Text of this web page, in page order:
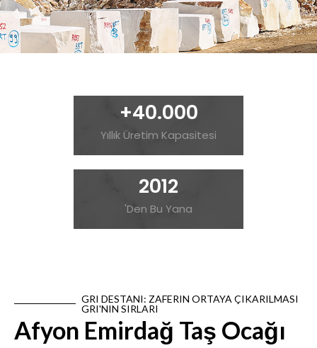
Yıllık Üretim Kapasitesi
+40.000
'Den Bu Yana
2012
GRI DESTANI: ZAFERIN ORTAYA ÇIKARILMASI
GRI'NIN SIRLARI
Afyon Emirdağ Taş Ocağı